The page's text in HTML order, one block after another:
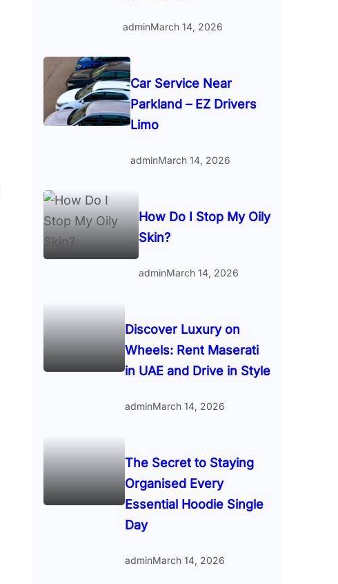
adminMarch 14, 2026
Car Service Near
Parkland – EZ Drivers
Limo
adminMarch 14, 2026
How Do I Stop My Oily
Skin?
adminMarch 14, 2026
Discover Luxury on
Wheels: Rent Maserati
in UAE and Drive in Style
adminMarch 14, 2026
The Secret to Staying
Organised Every
Essential Hoodie Single
Day
adminMarch 14, 2026